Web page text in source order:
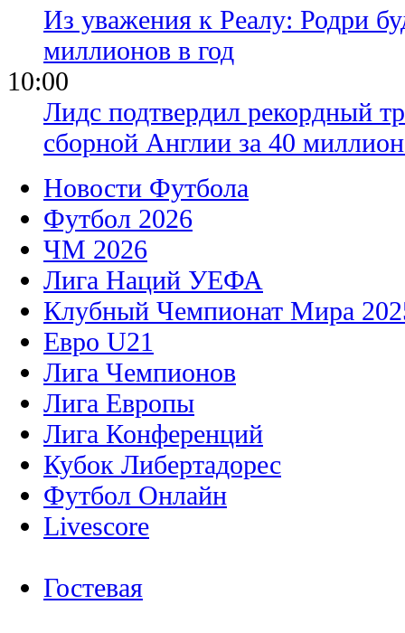
Из уважения к Реалу: Родри
миллионов в год
10:00
Лидс подтвердил рекордный
сборной Англии за 40
Новости Футбола
Футбол 2026
ЧМ 2026
Лига Наций УЕФА
Клубный Чемпионат Мира
Евро U21
Лига Чемпионов
Лига Европы
Лига Конференций
Кубок Либертадорес
Футбол Онлайн
Livescore
Гостевая